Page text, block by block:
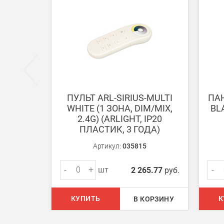
Безналичная оплата по счету
Вы можете оплатить заказ по выставленному
После получения оплаты счета с Вами
Доставка:
В Москве (внутри МКАД)
БЕСПЛАТНАЯ доставка при сумме заказа от
ПУЛЬТ ARL-SIRIUS-MULTI
WHITE (1 ЗОНА, DIM/MIX,
2.4G) (ARLIGHT, IP20
ПЛАСТИК, 3 ГОДА)
Артикул: 035815
- + шт 2 265.77 руб.
КУПИТЬ В КОРЗИНУ
-